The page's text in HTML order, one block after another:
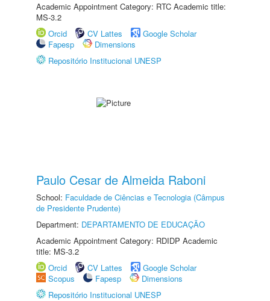
Academic Appointment Category: RTC Academic title:
MS-3.2
Orcid
CV Lattes
Google Scholar
Fapesp
Dimensions
Repositório Institucional UNESP
Paulo Cesar de Almeida Raboni
School: Faculdade de Ciências e Tecnologia (Câmpus
de Presidente Prudente)
Department: DEPARTAMENTO DE EDUCAÇÃO
Academic Appointment Category: RDIDP Academic
title: MS-3.2
Orcid
CV Lattes
Google Scholar
Scopus
Fapesp
Dimensions
Repositório Institucional UNESP